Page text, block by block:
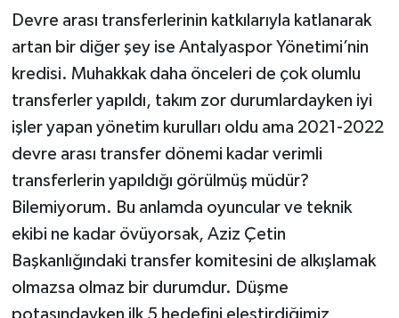
Devre arası transferlerinin katkılarıyla katlanarak
artan bir diğer şey ise Antalyaspor Yönetimi’nin
kredisi. Muhakkak daha önceleri de çok olumlu
transferler yapıldı, takım zor durumlardayken iyi
işler yapan yönetim kurulları oldu ama 2021-2022
devre arası transfer dönemi kadar verimli
transferlerin yapıldığı görülmüş müdür?
Bilemiyorum. Bu anlamda oyuncular ve teknik
ekibi ne kadar övüyorsak, Aziz Çetin
Başkanlığındaki transfer komitesini de alkışlamak
olmazsa olmaz bir durumdur. Düşme
potasındayken ilk 5 hedefini eleştirdiğimiz